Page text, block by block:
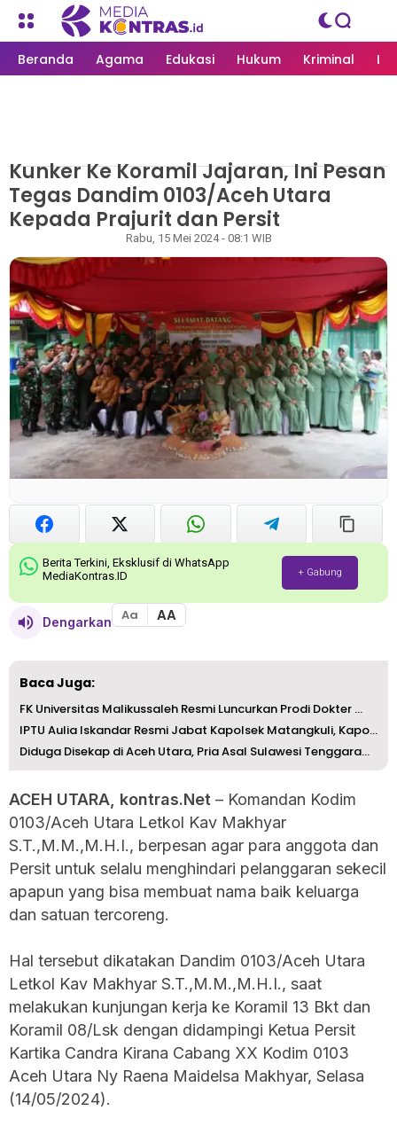
Beranda Agama Edukasi Hukum Kriminal
MEDIAKONTRAS.ID/ACEH UTARA
Kunker Ke Koramil Jajaran, Ini Pesan
Tegas Dandim 0103/Aceh Utara
Kepada Prajurit dan Persit
Rabu, 15 Mei 2024 - 08:1 WIB
Berita Terkini, Eksklusif di WhatsApp
MediaKontras.ID
+ Gabung
Dengarkan Aa AA
Baca Juga:
FK Universitas Malikussaleh Resmi Luncurkan Prodi Dokter ...
IPTU Aulia Iskandar Resmi Jabat Kapolsek Matangkuli, Kapo...
Diduga Disekap di Aceh Utara, Pria Asal Sulawesi Tenggara...
ACEH UTARA, kontras.Net – Komandan Kodim
0103/Aceh Utara Letkol Kav Makhyar
S.T.,M.M.,M.H.I., berpesan agar para anggota dan
Persit untuk selalu menghindari pelanggaran sekecil
apapun yang bisa membuat nama baik keluarga
dan satuan tercoreng.
Hal tersebut dikatakan Dandim 0103/Aceh Utara
Letkol Kav Makhyar S.T.,M.M.,M.H.I., saat
melakukan kunjungan kerja ke Koramil 13 Bkt dan
Koramil 08/Lsk dengan didampingi Ketua Persit
Kartika Candra Kirana Cabang XX Kodim 0103
Aceh Utara Ny Raena Maidelsa Makhyar, Selasa
(14/05/2024).